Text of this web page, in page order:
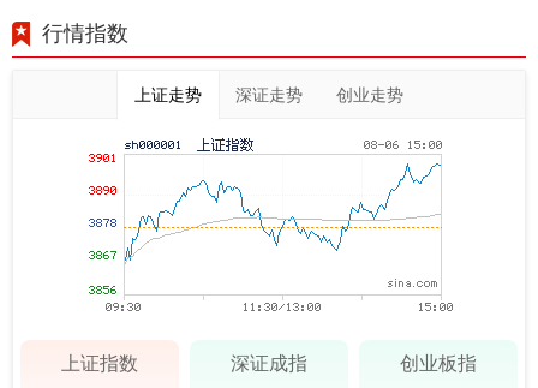
行情指数
上证走势 深证走势 创业走势
上证指数 深证成指 创业板指